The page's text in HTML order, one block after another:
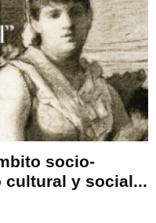
socio-
y social...